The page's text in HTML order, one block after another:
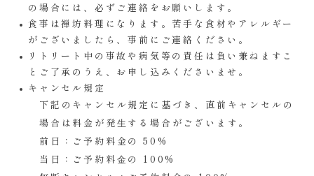
の場合には、必ずご連絡をお願いします。
食事は禅坊料理になります。苦手な食材やアレルギー
がございましたら、事前にご連絡ください。
リトリート中の事故や病気等の責任は負い兼ねますこ
とご了承のうえ、お申し込みくださいませ。
キャンセル規定
下記のキャンセル規定に基づき、直前キャンセルの
場合は料金が発⽣する場合がございます。
前日：ご予約料金の 50%
当日：ご予約料⾦の 100%